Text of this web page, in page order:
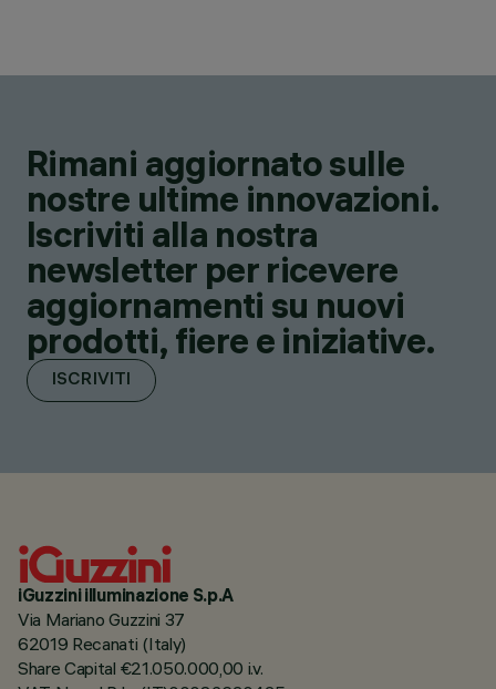
Rimani aggiornato sulle
nostre ultime innovazioni.
Iscriviti alla nostra
newsletter per ricevere
aggiornamenti su nuovi
prodotti, fiere e iniziative.
ISCRIVITI
iGuzzini illuminazione S.p.A
Via Mariano Guzzini 37
62019 Recanati (Italy)
Share Capital €21.050.000,00 i.v.